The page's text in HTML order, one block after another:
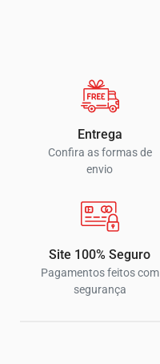
Entrega
Confira as formas de
envio
Site 100% Seguro
Pagamentos feitos com
segurança